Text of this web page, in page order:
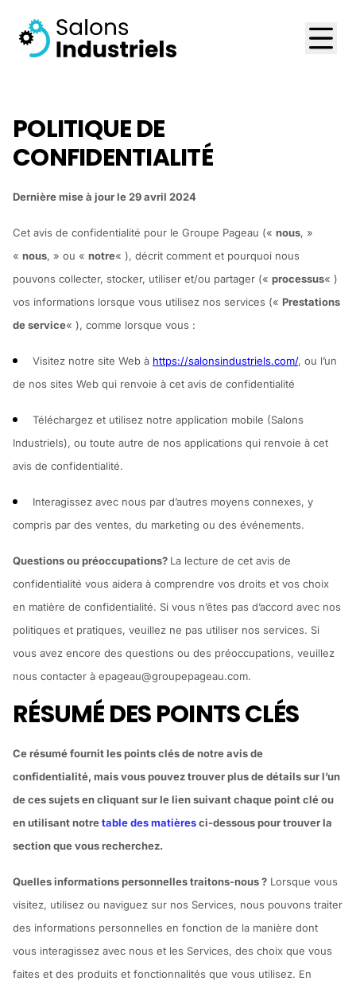
POLITIQUE DE
CONFIDENTIALITÉ
Dernière mise à jourle 29 avril 2024
Cet avis de confidentialité pour le Groupe Pageau (« nous, »
« nous, » ou « notre« ), décrit comment et pourquoi nous
pouvons collecter, stocker, utiliser et/ou partager (« processus« )
vos informations lorsque vous utilisez nos services (« Prestations
de service« ), comme lorsque vous :
Visitez notre site Web à https://salonsindustriels.com/, ou l’un
de nos sites Web qui renvoie à cet avis de confidentialité
Téléchargez et utilisez notre application mobile (Salons
Industriels), ou toute autre de nos applications qui renvoie à cet
avis de confidentialité.
Interagissez avec nous par d’autres moyens connexes, y
compris par des ventes, du marketing ou des événements.
Questions ou préoccupations? La lecture de cet avis de
confidentialité vous aidera à comprendre vos droits et vos choix
en matière de confidentialité. Si vous n’êtes pas d’accord avec nos
politiques et pratiques, veuillez ne pas utiliser nos services. Si
vous avez encore des questions ou des préoccupations, veuillez
nous contacter à epageau@groupepageau.com.
RÉSUMÉ DES POINTS CLÉS
Ce résumé fournit les points clés de notre avis de
confidentialité, mais vous pouvez trouver plus de détails sur l’un
de ces sujets en cliquant sur le lien suivant chaque point clé ou
en utilisant notretable des matièresci-dessous pour trouver la
section que vous recherchez.
Quelles informations personnelles traitons-nous ? Lorsque vous
visitez, utilisez ou naviguez sur nos Services, nous pouvons traiter
des informations personnelles en fonction de la manière dont
vous interagissez avec nous et les Services, des choix que vous
faites et des produits et fonctionnalités que vous utilisez. En